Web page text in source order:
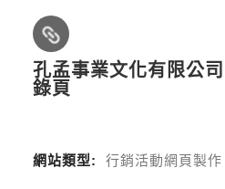
孔孟事業文化有限公
錄頁
網站類型: 行銷活動網頁製